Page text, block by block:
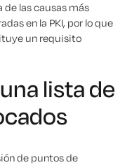
de las causas más
en la PKI, por lo que
un requisito
lista de
de puntos de